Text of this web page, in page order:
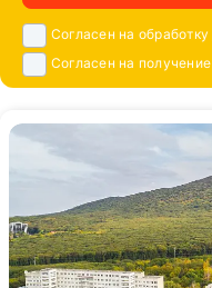
Согласен на обработку
Согласен на получение